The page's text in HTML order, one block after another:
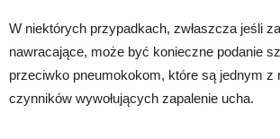
W niektórych przypadkach, zwłaszcza jeśli
nawracające, może być konieczne podanie
przeciwko pneumokokom, które są jednym z
czynników wywołujących zapalenie ucha.